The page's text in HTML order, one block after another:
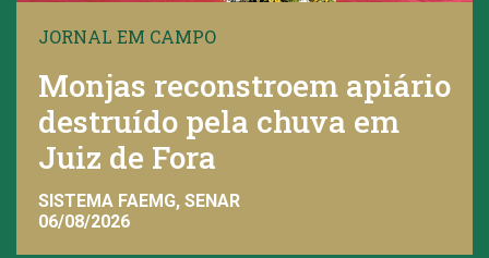
JORNAL EM CAMPO
Monjas reconstroem apiário
destruído pela chuva em
Juiz de Fora
SISTEMA FAEMG, SENAR
06/08/2026